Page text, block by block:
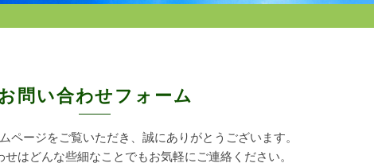
問い合わせフォーム
ページをご覧いただき、誠にありがとうございます。
せはどんな些細なことでもお気軽にご連絡ください。